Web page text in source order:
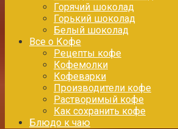
Горячий шоколад
Горький шоколад
Белый шоколад
Все о Кофе
Рецепты кофе
Кофемолки
Кофеварки
Производители кофе
Растворимый кофе
Как сохранить кофе
Блюдо к чаю